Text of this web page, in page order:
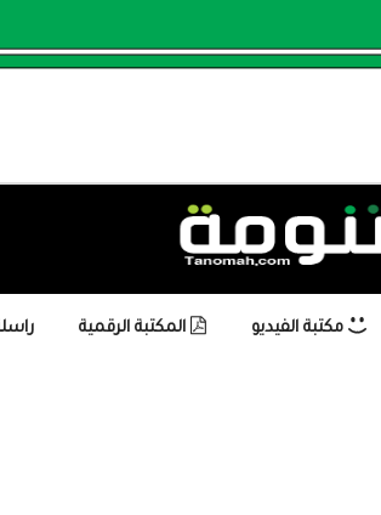
مكتبة الفيديو المكتبة الرقمية